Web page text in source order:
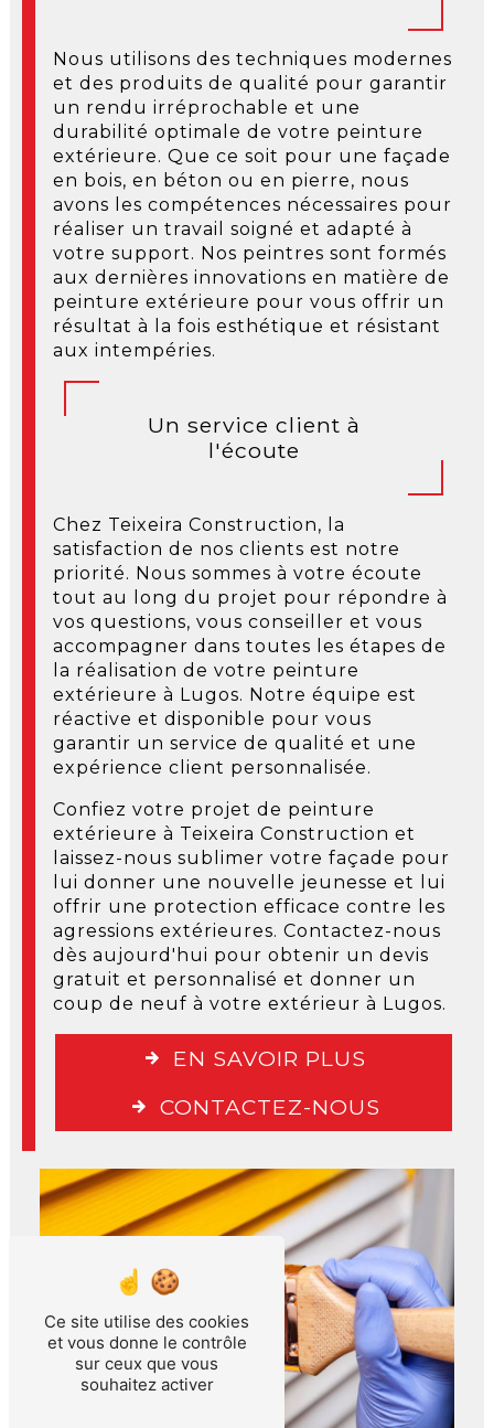
Nous utilisons des techniques modernes
et des produits de qualité pour garantir
un rendu irréprochable et une
durabilité optimale de votre peinture
extérieure. Que ce soit pour une façade
en bois, en béton ou en pierre, nous
avons les compétences nécessaires pour
réaliser un travail soigné et adapté à
votre support. Nos peintres sont formés
aux dernières innovations en matière de
peinture extérieure pour vous offrir un
résultat à la fois esthétique et résistant
aux intempéries.
Un service client à
l'écoute
Chez Teixeira Construction, la
satisfaction de nos clients est notre
priorité. Nous sommes à votre écoute
tout au long du projet pour répondre à
vos questions, vous conseiller et vous
accompagner dans toutes les étapes de
la réalisation de votre peinture
extérieure à Lugos. Notre équipe est
réactive et disponible pour vous
garantir un service de qualité et une
expérience client personnalisée.
Confiez votre projet de peinture
extérieure à Teixeira Construction et
laissez-nous sublimer votre façade pour
lui donner une nouvelle jeunesse et lui
offrir une protection efficace contre les
agressions extérieures. Contactez-nous
dès aujourd'hui pour obtenir un devis
gratuit et personnalisé et donner un
coup de neuf à votre extérieur à Lugos.
EN SAVOIR PLUS
CONTACTEZ-NOUS
Ce site utilise des cookies
et vous donne le contrôle
sur ceux que vous
souhaitez activer